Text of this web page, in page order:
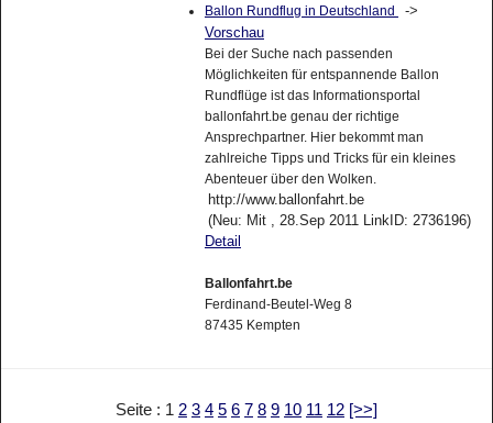
Ballon Rundflug in Deutschland
->
Vorschau
Bei der Suche nach passenden
Möglichkeiten für entspannende Ballon
Rundflüge ist das Informationsportal
ballonfahrt.be genau der richtige
Ansprechpartner. Hier bekommt man
zahlreiche Tipps und Tricks für ein kleines
Abenteuer über den Wolken.
http://www.ballonfahrt.be
(Neu: Mit , 28.Sep 2011 LinkID: 2736196)
Detail
Ballonfahrt.be
Ferdinand-Beutel-Weg 8
87435 Kempten
Seite : 1 2 3 4 5 6 7 8 9 10 11 12 [>>]